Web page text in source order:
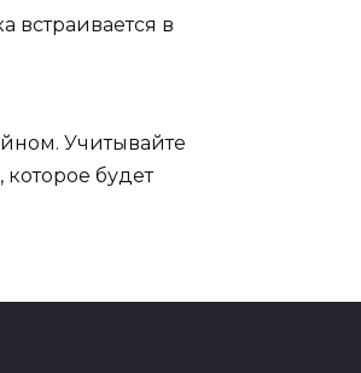
встраивается в
Учитывайте
будет